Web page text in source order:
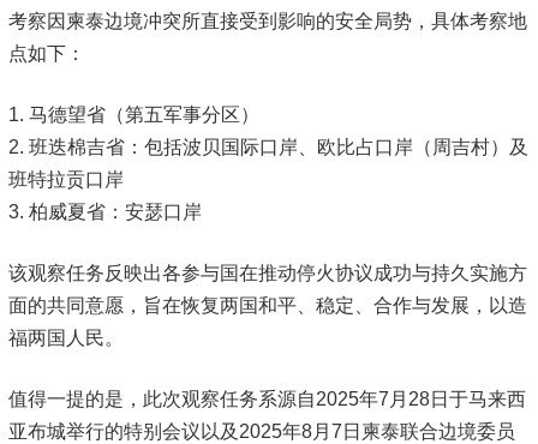
考察因柬泰边境冲突所直接受到影响的安全局势，具体考察地
点如下：
1. 马德望省（第五军事分区）
2. 班迭棉吉省：包括波贝国际口岸、欧比占口岸（周吉村）及
班特拉贡口岸
3. 柏威夏省：安瑟口岸
该观察任务反映出各参与国在推动停火协议成功与持久实施方
面的共同意愿，旨在恢复两国和平、稳定、合作与发展，以造
福两国人民。
值得一提的是，此次观察任务系源自2025年7月28日于马来西
亚布城举行的特别会议以及2025年8月7日柬泰联合边境委员